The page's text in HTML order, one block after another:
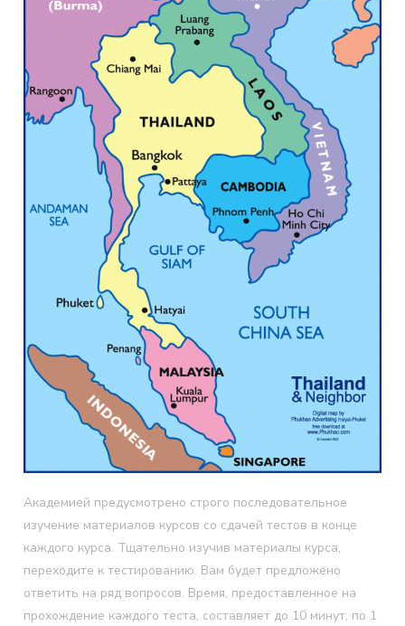
Академией предусмотрено строго последовательное
изучение материалов курсов со сдачей тестов в конце
каждого курса. Тщательно изучив материалы курса,
переходите к тестированию. Вам будет предложено
ответить на ряд вопросов. Время, предоставленное на
прохождение каждого теста, составляет до 10 минут, по 1